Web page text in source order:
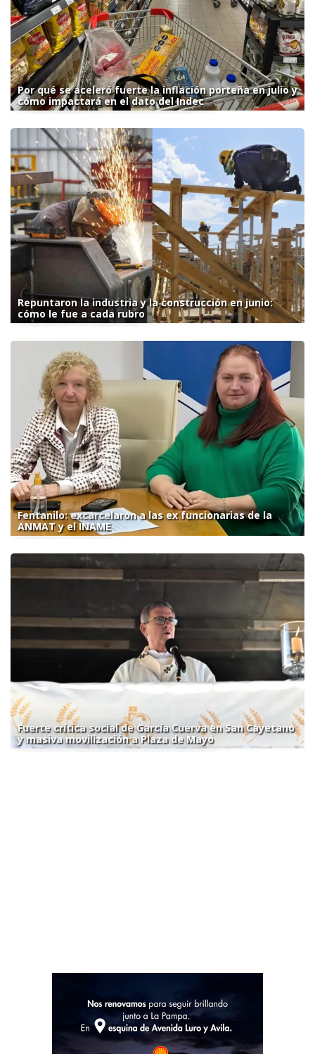
Por qué se aceleró fuerte la inflación porteña en julio y
cómo impactará en el dato del Indec
Repuntaron la industria y la construcción en junio:
cómo le fue a cada rubro
Fentanilo: excarcelaron a las ex funcionarias de la
ANMAT y el INAME
Fuerte crítica social de García Cuerva en San Cayetano
y masiva movilización a Plaza de Mayo